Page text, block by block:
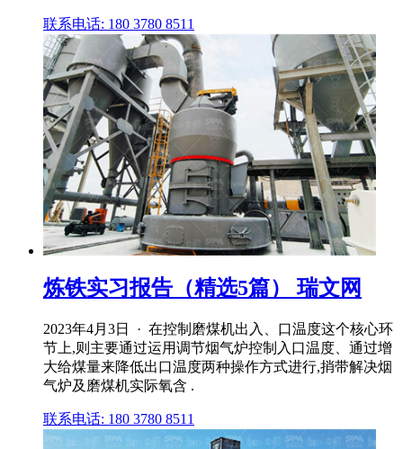
联系电话: 180 3780 8511
炼铁实习报告（精选5篇） 瑞文网
2023年4月3日 · 在控制磨煤机出入、口温度这个核心环
节上,则主要通过运用调节烟气炉控制入口温度、通过增
大给煤量来降低出口温度两种操作方式进行,捎带解决烟
气炉及磨煤机实际氧含 .
联系电话: 180 3780 8511